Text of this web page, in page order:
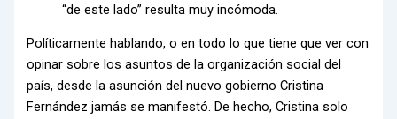
“de este lado” resulta muy incómoda.
Políticamente hablando, o en todo lo que tiene que ver con
opinar sobre los asuntos de la organización social del
país, desde la asunción del nuevo gobierno Cristina
Fernández jamás se manifestó. De hecho, Cristina solo